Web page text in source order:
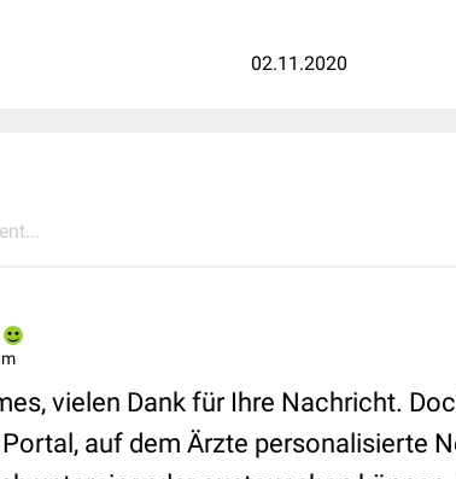
02.11.2020
vielen Dank für Ihre Nachricht.
auf dem Ärzte personalisierte